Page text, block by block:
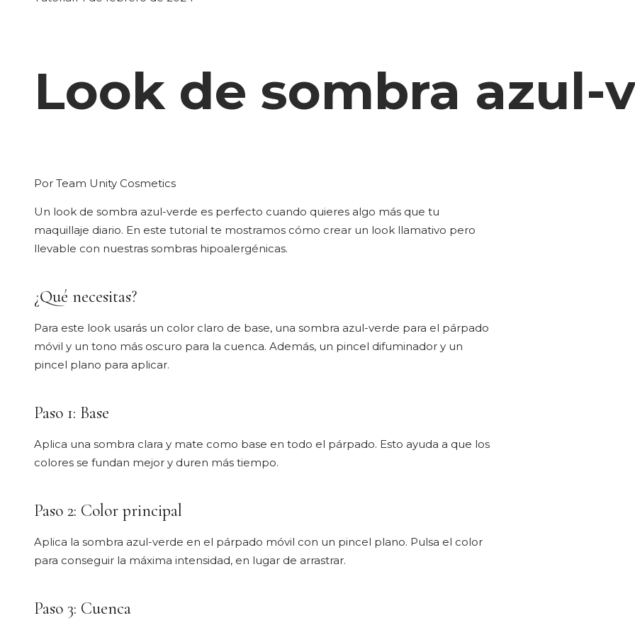
Look de sombra azul-
Por Team Unity Cosmetics
Un look de sombra azul-verde es perfecto cuando quieres algo más que tu
maquillaje diario. En este tutorial te mostramos cómo crear un look llamativo pero
llevable con nuestras sombras hipoalergénicas.
¿Qué necesitas?
Para este look usarás un color claro de base, una sombra azul-verde para el párpado
móvil y un tono más oscuro para la cuenca. Además, un pincel difuminador y un
pincel plano para aplicar.
Paso 1: Base
Aplica una sombra clara y mate como base en todo el párpado. Esto ayuda a que los
colores se fundan mejor y duren más tiempo.
Paso 2: Color principal
Aplica la sombra azul-verde en el párpado móvil con un pincel plano. Pulsa el color
para conseguir la máxima intensidad, en lugar de arrastrar.
Paso 3: Cuenca